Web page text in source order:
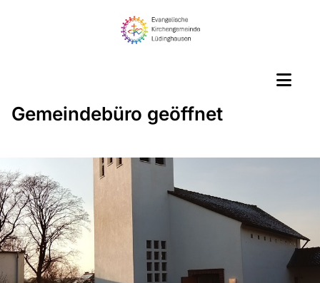
Gemeindebüro geöffnet